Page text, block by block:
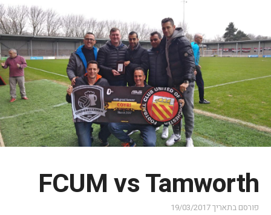
FCUM vs Tamworth
פורסם בתאריך19/03/2017